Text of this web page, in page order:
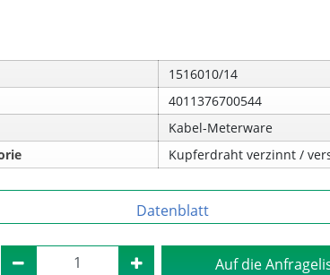
1516010/14
4011376700544
Kabel-Meterware
Kupferdraht verzinnt /
Datenblatt
Auf die